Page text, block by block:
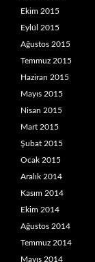
Ekim 2015
Eylül 2015
Ağustos 2015
Temmuz 2015
Haziran 2015
Mayıs 2015
Nisan 2015
Mart 2015
Şubat 2015
Ocak 2015
Aralık 2014
Kasım 2014
Ekim 2014
Ağustos 2014
Temmuz 2014
Mayıs 2014